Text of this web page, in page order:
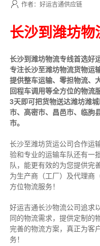
作者：好运吉通供应链
长沙到潍坊物
长沙到潍坊物流专线首选好
专注长沙至潍坊物流货物运
提供整车运输、零担物流、
回程车调用等全方位的物流
3天即可把货物送达潍坊潍
市、高密市、昌邑市、临朐
市。
长沙至潍坊货运公司合作运
验和专业的运输车队还有一
队，能更有效的为您提供完
为生产商（工厂）及代理商
方位物流服务！
好运吉通长沙物流公司追求
同的物流需求，提供定制的
完善的物流方案，真正为客
务！